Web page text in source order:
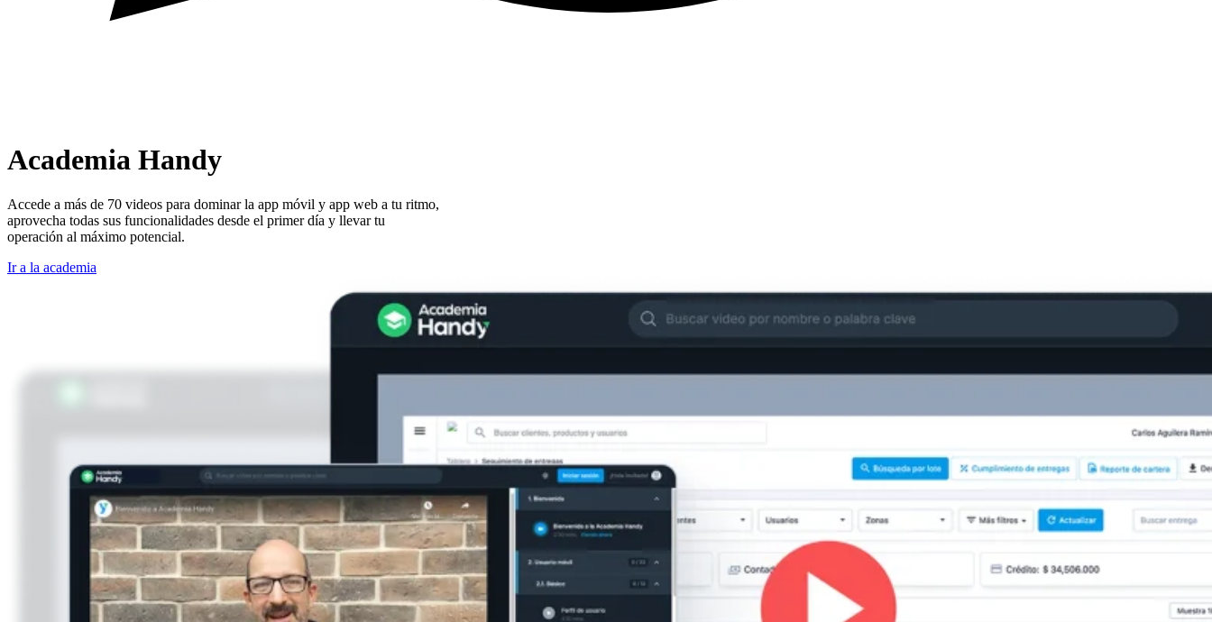
Academia Handy
Accede a más de 70 videos para dominar la app móvil y app web a tu ritmo,
aprovecha todas sus funcionalidades desde el primer día y llevar tu
operación al máximo potencial.
Ir a la academia